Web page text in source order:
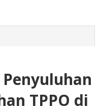
TPPO di